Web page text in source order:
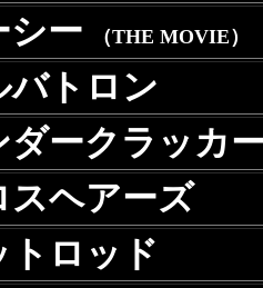
シー
（THE MOVIE）
バトロン
ダークラッカ
スヘアーズ
トロッド